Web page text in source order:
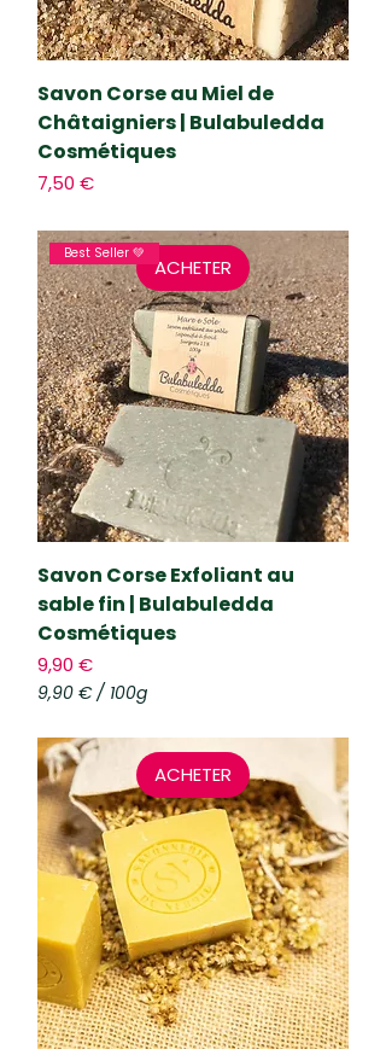
r
a
m
e
s
Savon Corse au Miel de
Châtaigniers | Bulabuledda
Cosmétiques
Prix
7,50 €
ACHETER
Best Seller 💚
Savon Corse Exfoliant au
sable fin | Bulabuledda
Cosmétiques
Prix
9,90 €
9,90 € / 100g
,
9
0
€
p
a
r
1
0
G
r
a
m
m
ACHETER